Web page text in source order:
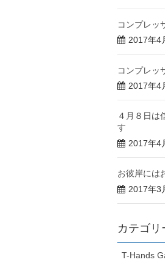
コンプレッ
2017年4
コンプレッ
2017年4
４月８日
す
2017年4
お彼岸には
2017年3
カテゴリ
T-Hands